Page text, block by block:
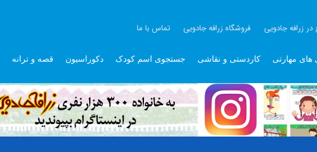
در زرافه جادویی فروشگاه زرافه جادویی تماس با ما
های مهارتی کاردستی و نقاشی جستجوی اسم کودک دکوراسیون قصه و ترانه